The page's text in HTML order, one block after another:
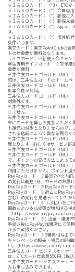
ＶＩＡＳＯカード：（*3） ETC
ＶＩＡＳＯカード：（*）会員専
ＶＩＡＳＯカード：（*）新規ご
ＶＩＡＳＯカード：（*）新規入
ＶＩＡＳＯカード：（*）Apple
す。
ＶＩＡＳＯカード：（*）海外旅
条件とします。
楽天カード：楽天PointClubの会
ドの年会費が無料となります。
ライフカード：※新規入会キャン
学生専用ライフカード：※次年度
会費が無料
三井住友カード ゴールド（NL）
細は、三井住友カードのホーム
三井住友カード ゴールド（NL）
度年会費が無料。
三井住友カード ゴールド（NL）
対象外です。
三井住友カード ゴールド（NL）
りません。
三井住友カード ゴールド（NL）
末にカードを挿しお支払いただく
ト還元の対象となりませんので
される店舗によって異なる場合が
三井住友カード ゴールド（NL）
異なります。詳しくはサービス詳
三井住友カード ゴールド（NL）
三井住友カード ゴールド（NL）
で、ポイントの交換方法によって
三井住友カード ゴールド（NL）
利用いただけません。ポイント還
PayPayカード：※最短7分の内訳
の発行は最短7分、カードのお届
PayPayカード：※PayPayカード
PayPayカード：※過去にPayPay
含む）の発行を見送らせていただ
PayPayカード：※リボ払いをご
回数および支払総額が増加する場
（https://www.paypay-
PayPayカード：※1 出金・譲渡
手続き後にPayPay加盟店にて使
からご確認ください。
PayPayカード：※2特典付与まで
キャンペーンの概要・特典の詳
い。 (https://www.paypay-
三井住友カード ビジネスオーナ
は、ETCカード年会費550円（税込）
三井住友カード ビジネスオーナ
みお申し込みできます。